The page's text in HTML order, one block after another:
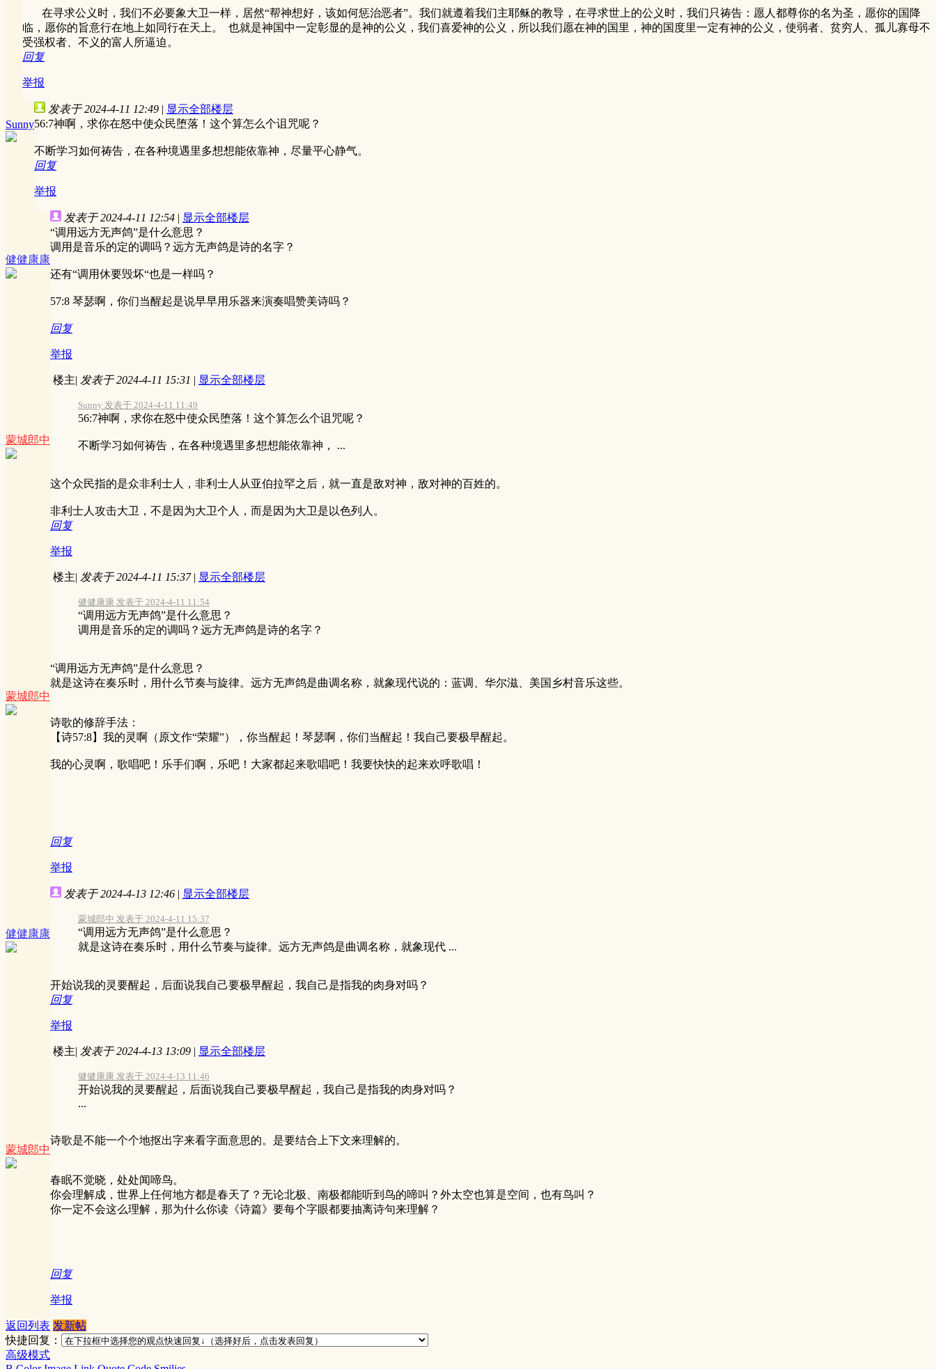
在寻求公义时，我们不必要象大卫一样，居然“帮神想好，该如何惩治恶者”。我们就遵着我们主耶稣的教导，在寻求世上的公义时，我们只祷告：愿人都尊你的名为圣，愿你的国降
临，愿你的旨意行在地上如同行在天上。 也就是神国中一定彰显的是神的公义，我们喜爱神的公义，所以我们愿在神的国里，神的国度里一定有神的公义，使弱者、贫穷人、孤儿寡母不
受强权者、不义的富人所逼迫。
回复
举报
Sunny
发表于 2024-4-11 12:49 | 显示全部楼层
56:7神啊，求你在怒中使众民堕落！这个算怎么个诅咒呢？
不断学习如何祷告，在各种境遇里多想想能依靠神，尽量平心静气。
回复
举报
健健康康
发表于 2024-4-11 12:54 | 显示全部楼层
“调用远方无声鸽”是什么意思？
调用是音乐的定的调吗？远方无声鸽是诗的名字？
还有“调用休要毁坏“也是一样吗？
57:8 琴瑟啊，你们当醒起是说早早用乐器来演奏唱赞美诗吗？
回复
举报
蒙城郎中
楼主| 发表于 2024-4-11 15:31 | 显示全部楼层
Sunny 发表于 2024-4-11 11:49
56:7神啊，求你在怒中使众民堕落！这个算怎么个诅咒呢？
不断学习如何祷告，在各种境遇里多想想能依靠神， ...
这个众民指的是众非利士人，非利士人从亚伯拉罕之后，就一直是敌对神，敌对神的百姓的。
非利士人攻击大卫，不是因为大卫个人，而是因为大卫是以色列人。
回复
举报
蒙城郎中
楼主| 发表于 2024-4-11 15:37 | 显示全部楼层
健健康康 发表于 2024-4-11 11:54
“调用远方无声鸽”是什么意思？
调用是音乐的定的调吗？远方无声鸽是诗的名字？
“调用远方无声鸽”是什么意思？
就是这诗在奏乐时，用什么节奏与旋律。远方无声鸽是曲调名称，就象现代说的：蓝调、华尔滋、美国乡村音乐这些。
诗歌的修辞手法：
【诗57:8】我的灵啊（原文作“荣耀”），你当醒起！琴瑟啊，你们当醒起！我自己要极早醒起。
我的心灵啊，歌唱吧！乐手们啊，乐吧！大家都起来歌唱吧！我要快快的起来欢呼歌唱！
回复
举报
健健康康
发表于 2024-4-13 12:46 | 显示全部楼层
蒙城郎中 发表于 2024-4-11 15:37
“调用远方无声鸽”是什么意思？
就是这诗在奏乐时，用什么节奏与旋律。远方无声鸽是曲调名称，就象现代 ...
开始说我的灵要醒起，后面说我自己要极早醒起，我自己是指我的肉身对吗？
回复
举报
蒙城郎中
楼主| 发表于 2024-4-13 13:09 | 显示全部楼层
健健康康 发表于 2024-4-13 11:46
开始说我的灵要醒起，后面说我自己要极早醒起，我自己是指我的肉身对吗？
...
诗歌是不能一个个地抠出字来看字面意思的。是要结合上下文来理解的。
春眠不觉晓，处处闻啼鸟。
你会理解成，世界上任何地方都是春天了？无论北极、南极都能听到鸟的啼叫？外太空也算是空间，也有鸟叫？
你一定不会这么理解，那为什么你读《诗篇》要每个字眼都要抽离诗句来理解？
回复
举报
返回列表 发新帖
快捷回复：
高级模式